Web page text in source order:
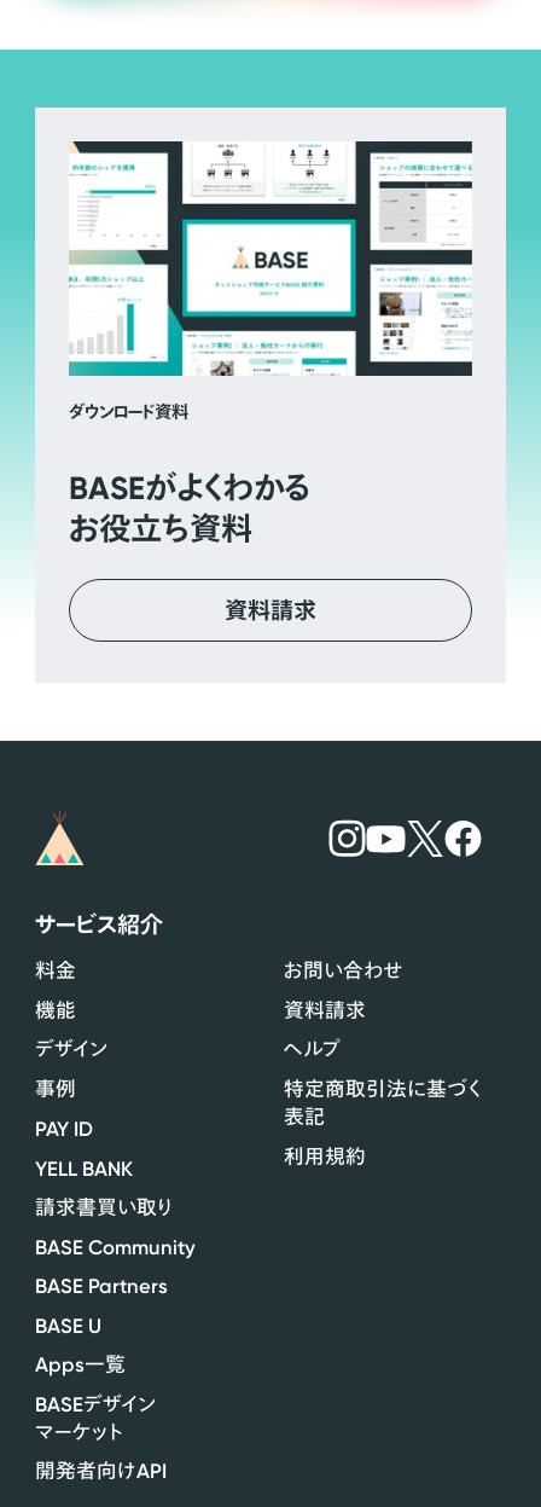
ダウンロード資料
BASEがよくわかる
お役立ち資料
資料請求
サービス紹介
料金
機能
デザイン
事例
PAY ID
YELL BANK
請求書買い取り
BASE Community
BASE Partners
BASE U
Apps一覧
BASEデザイン
マーケット
開発者向けAPI
お問い合わせ
資料請求
ヘルプ
特定商取引法に基づく
表記
利用規約